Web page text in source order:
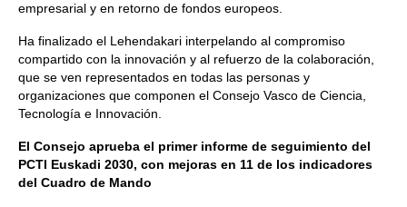
empresarial y en retorno de fondos europeos.
Ha finalizado el Lehendakari interpelando al compromiso
compartido con la innovación y al refuerzo de la colaboración,
que se ven representados en todas las personas y
organizaciones que componen el Consejo Vasco de Ciencia,
Tecnología e Innovación.
El Consejo aprueba el primer informe de seguimiento del
PCTI Euskadi 2030, con mejoras en 11 de los indicadores
del Cuadro de Mando